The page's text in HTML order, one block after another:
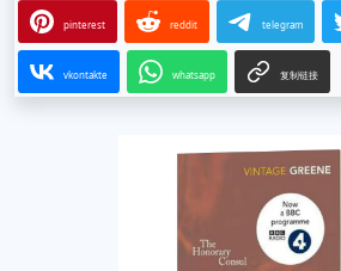
pinterest reddit telegram
vkontakte whatsapp 复制链接